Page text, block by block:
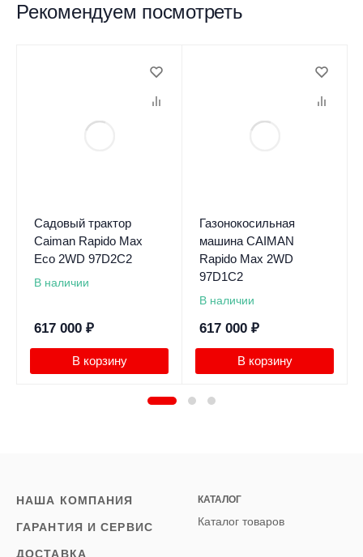
Рекомендуем посмотреть
Садовый трактор
Caiman Rapido Max
Eco 2WD 97D2C2
В наличии
617 000 ₽
В корзину
Газонокосильная
машина CAIMAN
Rapido Max 2WD
97D1C2
В наличии
617 000 ₽
В корзину
НАША КОМПАНИЯ
ГАРАНТИЯ И СЕРВИС
ДОСТАВКА
КАТАЛОГ
Каталог товаров